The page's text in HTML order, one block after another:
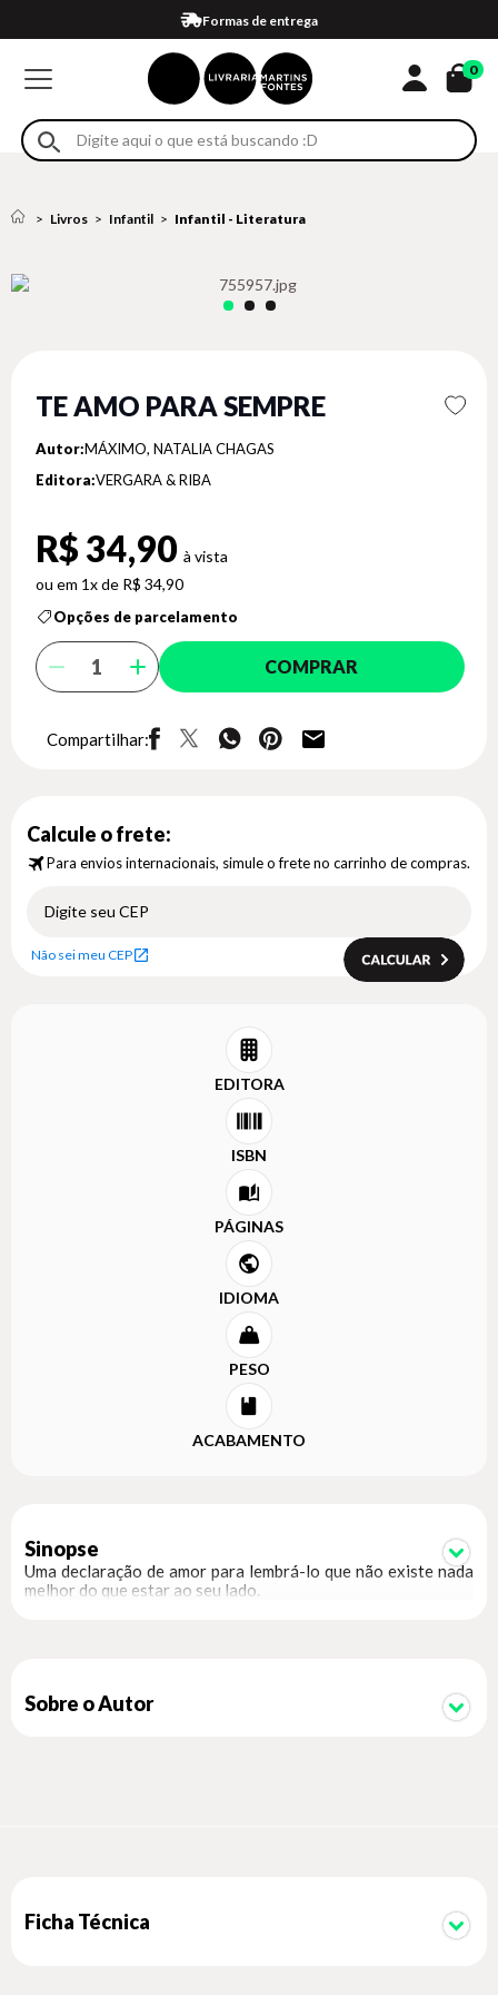
Formas de entrega
Compra 100% segura
Em até 4x sem juros no cartão*
Retire na loja
Eventos
0
Livros Infantil Infantil - Literatura
TE AMO PARA SEMPRE
Autor:MÁXIMO, NATALIA CHAGAS
Editora:VERGARA & RIBA
R$ 34,90
1x de R$ 34,90
Opções de parcelamento
COMPRAR
Compartilhar:
Calcule o frete:
Para envios internacionais, simule o frete no carrinho de compras.
Não sei meu CEP
EDITORA
ISBN
PÁGINAS
IDIOMA
PESO
ACABAMENTO
Sinopse
Uma declaração de amor para lembrá-lo que não existe nada
melhor do que estar ao seu lado.
Sobre o Autor
Ficha Técnica